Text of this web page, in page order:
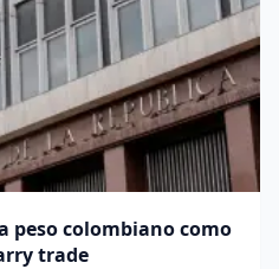
peso colombiano como
trade